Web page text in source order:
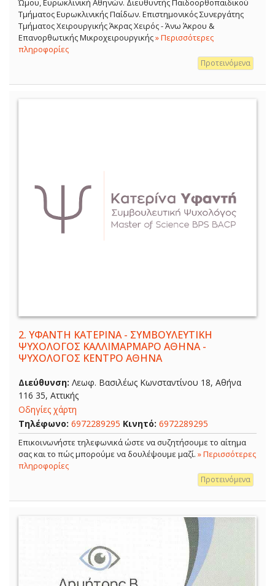
Ώμου, Ευρωκλινική Αθηνών. Διευθυντής Παιδοορθοπαιδικού
Τμήματος Ευρωκλινικής Παίδων. Επιστημονικός Συνεργάτης
Τμήματος Χειρουργικής Άκρας Χειρός - Άνω Άκρου &
Επανορθωτικής Μικροχειρουργικής» Περισσότερες
πληροφορίες
Προτεινόμενα
2. ΥΦΑΝΤΗ ΚΑΤΕΡΙΝΑ - ΣΥΜΒΟΥΛΕΥΤΙΚΗ
ΨΥΧΟΛΟΓΟΣ ΚΑΛΛΙΜΑΡΜΑΡΟ ΑΘΗΝΑ -
ΨΥΧΟΛΟΓΟΣ ΚΕΝΤΡΟ ΑΘΗΝΑ
Διεύθυνση: Λεωφ. Βασιλέως Κωνσταντίνου 18, Αθήνα
116 35, Αττικής
Οδηγίες χάρτη
Τηλέφωνο: 6972289295 Κινητό: 6972289295
Επικοινωνήστε τηλεφωνικά ώστε να συζητήσουμε το αίτημα
σας και το πώς μπορούμε να δουλέψουμε μαζί. » Περισσότερες
πληροφορίες
Προτεινόμενα